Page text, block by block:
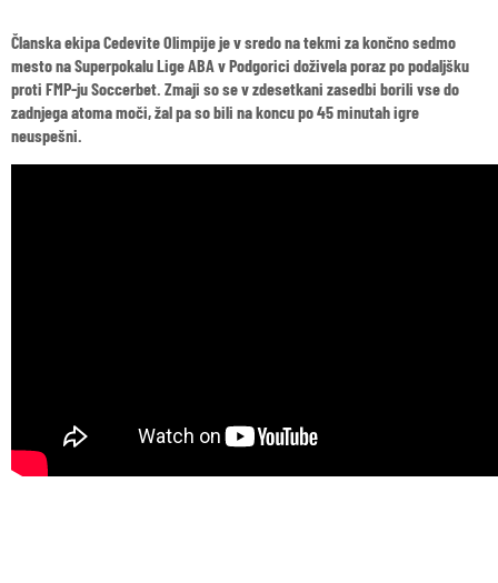
Članska ekipa Cedevite Olimpije je v sredo na tekmi za končno sedmo
mesto na Superpokalu Lige ABA v Podgorici doživela poraz po podaljšku
proti FMP-ju Soccerbet. Zmaji so se v zdesetkani zasedbi borili vse do
zadnjega atoma moči, žal pa so bili na koncu po 45 minutah igre
neuspešni.